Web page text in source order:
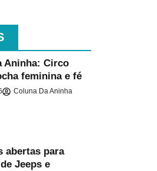
Aninha: Circo
feminina e fé
Coluna Da Aninha
abertas para
Jeeps e